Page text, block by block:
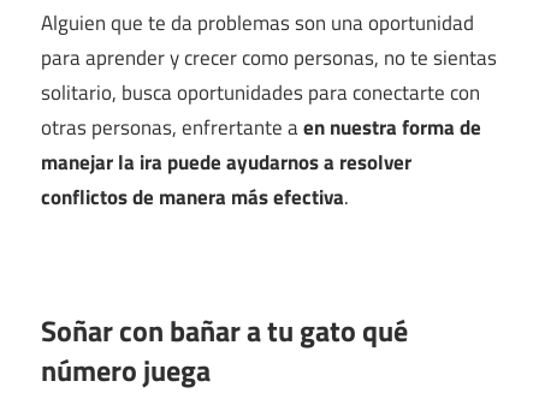
Alguien que te da problemas son una oportunidad
para aprender y crecer como personas, no te sientas
solitario, busca oportunidades para conectarte con
otras personas, enfrertante aen nuestra forma de
manejar la ira puede ayudarnos a resolver
conflictos de manera más efectiva.
Soñar con bañar a tu gato qué
número juega